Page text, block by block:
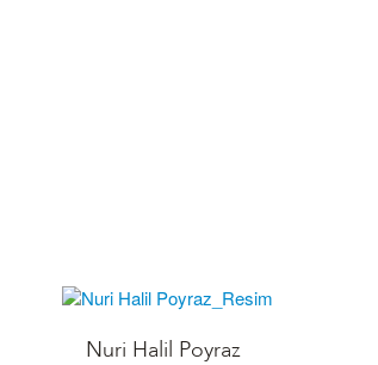
Nuri Halil Poyraz